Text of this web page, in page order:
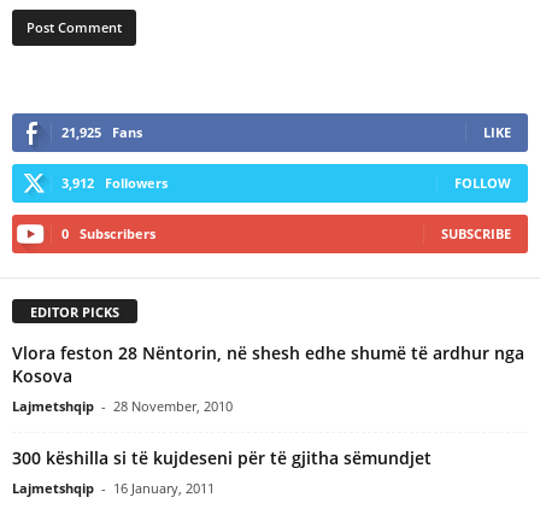
21,925 Fans LIKE
3,912 Followers FOLLOW
0 Subscribers SUBSCRIBE
EDITOR PICKS
Vlora feston 28 Nëntorin, në shesh edhe shumë të ardhur nga
Kosova
Lajmetshqip - 28 November, 2010
300 këshilla si të kujdeseni për të gjitha sëmundjet
Lajmetshqip - 16 January, 2011